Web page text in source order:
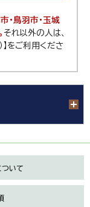
・鳥羽市・玉城
それ以外の人は、
】をご利用くださ
ついて